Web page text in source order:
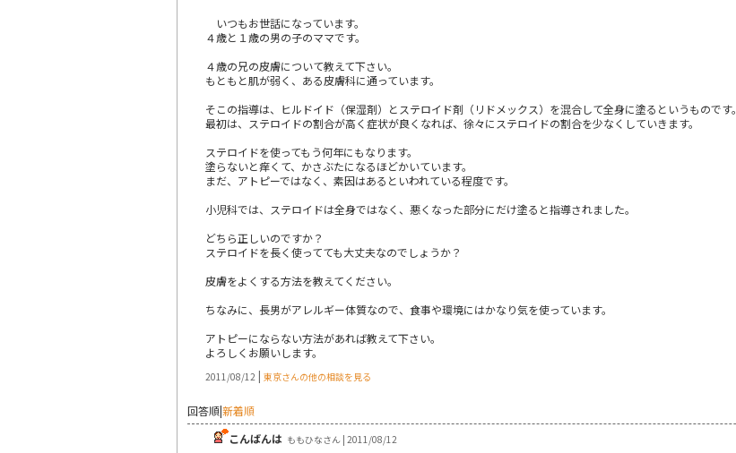
いつもお世話になっています。
４歳と１歳の男の子のママです。
４歳の兄の皮膚について教えて下さい。
もともと肌が弱く、ある皮膚科に通っています。
そこの指導は、ヒルドイド（保湿剤）とステロイド剤（リドメックス）を混合して全身に塗るというものです。
最初は、ステロイドの割合が高く症状が良くなれば、徐々にステロイドの割合を少なくしていきます。
ステロイドを使ってもう何年にもなります。
塗らないと痒くて、かさぶたになるほどかいています。
まだ、アトピーではなく、素因はあるといわれている程度です。
小児科では、ステロイドは全身ではなく、悪くなった部分にだけ塗ると指導されました。
どちら正しいのですか？
ステロイドを長く使ってても大丈夫なのでしょうか？
皮膚をよくする方法を教えてください。
ちなみに、長男がアレルギー体質なので、食事や環境にはかなり気を使っています。
アトピーにならない方法があれば教えて下さい。
よろしくお願いします。
2011/08/12 | 東京さんの他の相談を見る
回答順|新着順
こんばんは ももひなさん | 2011/08/12